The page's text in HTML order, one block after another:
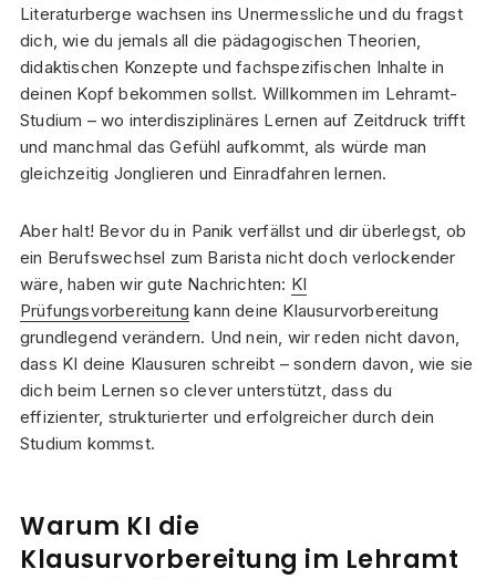
Literaturberge wachsen ins Unermessliche und du fragst
dich, wie du jemals all die pädagogischen Theorien,
didaktischen Konzepte und fachspezifischen Inhalte in
deinen Kopf bekommen sollst. Willkommen im Lehramt-
Studium – wo interdisziplinäres Lernen auf Zeitdruck trifft
und manchmal das Gefühl aufkommt, als würde man
gleichzeitig Jonglieren und Einradfahren lernen.
Aber halt! Bevor du in Panik verfällst und dir überlegst, ob
ein Berufswechsel zum Barista nicht doch verlockender
wäre, haben wir gute Nachrichten: KI
Prüfungsvorbereitung kann deine Klausurvorbereitung
grundlegend verändern. Und nein, wir reden nicht davon,
dass KI deine Klausuren schreibt – sondern davon, wie sie
dich beim Lernen so clever unterstützt, dass du
effizienter, strukturierter und erfolgreicher durch dein
Studium kommst.
Warum KI die
Klausurvorbereitung im Lehramt